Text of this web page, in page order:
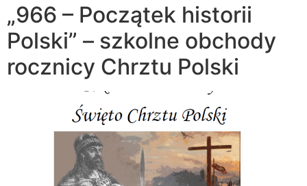
„966 – Początek historii
Polski” – szkolne obchody
rocznicy Chrztu Polski